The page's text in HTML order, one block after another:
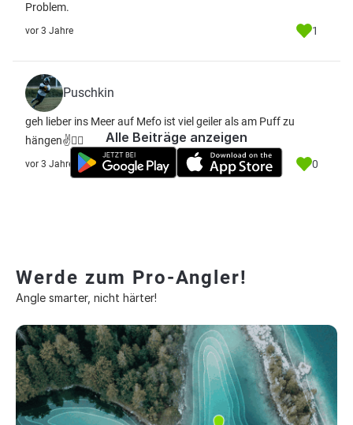
Problem.
vor 3 Jahre 1
Puschkin
geh lieber ins Meer auf Mefo ist viel geiler als am Puff zu
hängen✌️🤷‍♂️
vor 3 Jahre 0
Alle Beiträge anzeigen
Werde zum Pro-Angler!
Angle smarter, nicht härter!